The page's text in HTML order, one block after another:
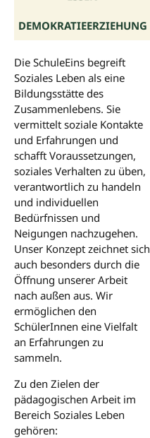
DEMOKRATIEERZIEHUNG
Die SchuleEins begreift
Soziales Leben als eine
Bildungsstätte des
Zusammenlebens. Sie
vermittelt soziale Kontakte
und Erfahrungen und
schafft Voraussetzungen,
soziales Verhalten zu üben,
verantwortlich zu handeln
und individuellen
Bedürfnissen und
Neigungen nachzugehen.
Unser Konzept zeichnet sich
auch besonders durch die
Öffnung unserer Arbeit
nach außen aus. Wir
ermöglichen den
SchülerInnen eine Vielfalt
an Erfahrungen zu
sammeln.
Zu den Zielen der
pädagogischen Arbeit im
Bereich Soziales Leben
gehören: